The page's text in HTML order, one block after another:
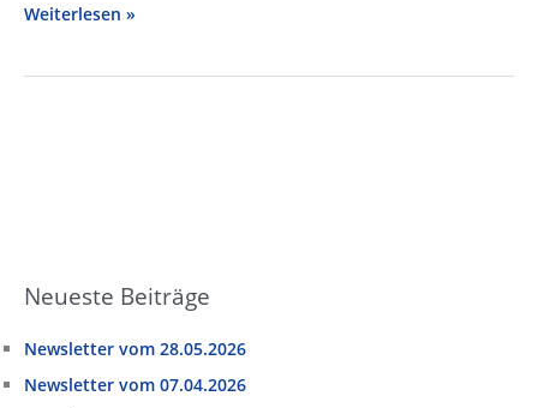
Newsletter
26.11.2024
Weiterlesen »
Neueste Beiträge
Newsletter vom 28.05.2026
Newsletter vom 07.04.2026